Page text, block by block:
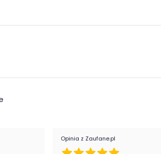
paczkach wraz z instrukcją
Opinia z Zaufane.pl